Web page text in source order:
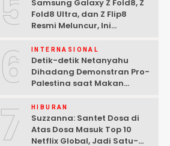
Samsung Galaxy Z Fold8, Z
Fold8 Ultra, dan Z Flip8
Resmi Meluncur, Ini
6 INTERNASIONAL
Detik-detik Netanyahu
Dihadang Demonstran Pro-
Palestina saat Makan
7 HIBURAN
Suzzanna: Santet Dosa di
Atas Dosa Masuk Top 10
Netflix Global, Jadi Satu-